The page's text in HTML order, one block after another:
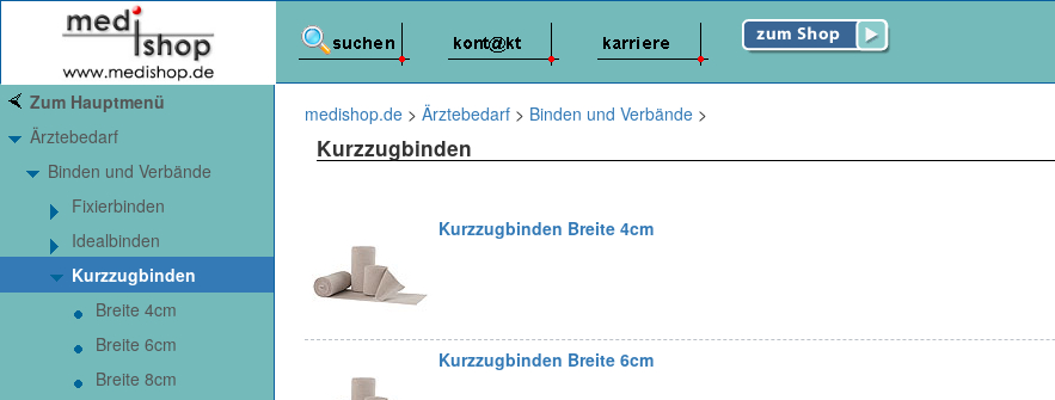
medishop.de > Ärztebedarf > Binden und Verbände >
Kurzzugbinden
Kurzzugbinden Breite 4cm
Kurzzugbinden Breite 6cm
Zum Hauptmenü
Ärztebedarf
Binden und Verbände
Fixierbinden
Idealbinden
Kurzzugbinden
Breite 4cm
Breite 6cm
Breite 8cm